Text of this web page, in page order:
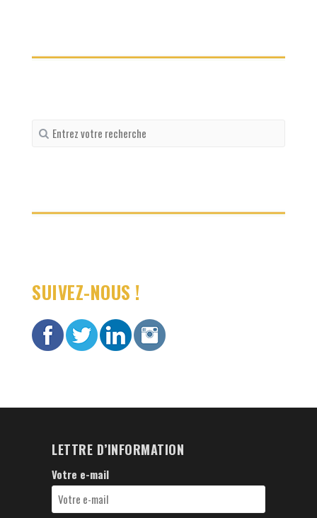
Recherche
pour
SUIVEZ-NOUS !
LETTRE D’INFORMATION
Votre e-mail